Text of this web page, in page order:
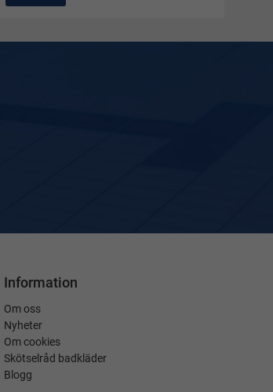
Information
Om oss
Nyheter
Om cookies
Skötselråd badkläder
Blogg